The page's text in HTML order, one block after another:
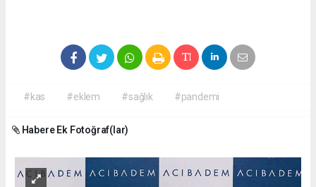
#kas #eklem #sağlık #pandemi
Habere Ek Fotoğraf(lar)